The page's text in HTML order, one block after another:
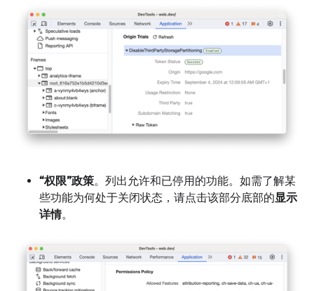
“权限”政策。列出允许和已停用的功能。如需了解某
些功能为何处于关闭状态，请点击该部分底部的显示
详情。